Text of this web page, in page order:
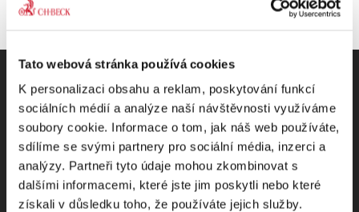
Tato webová stránka používá cookies
K personalizaci obsahu a reklam, poskytování funkcí
sociálních médií a analýze naší návštěvnosti využíváme
soubory cookie. Informace o tom, jak náš web používáte,
sdílíme se svými partnery pro sociální média, inzerci a
analýzy. Partneři tyto údaje mohou zkombinovat s
dalšími informacemi, které jste jim poskytli nebo které
získali v důsledku toho, že používáte jejich služby.
Odebírejte Beck-online
NEWS